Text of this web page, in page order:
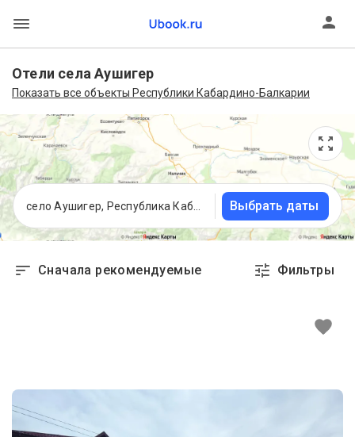
Отели села Аушигер
Показать все объекты Республики Кабардино-Балкарии
Выбрать даты
Сначала рекомендуемые Фильтры